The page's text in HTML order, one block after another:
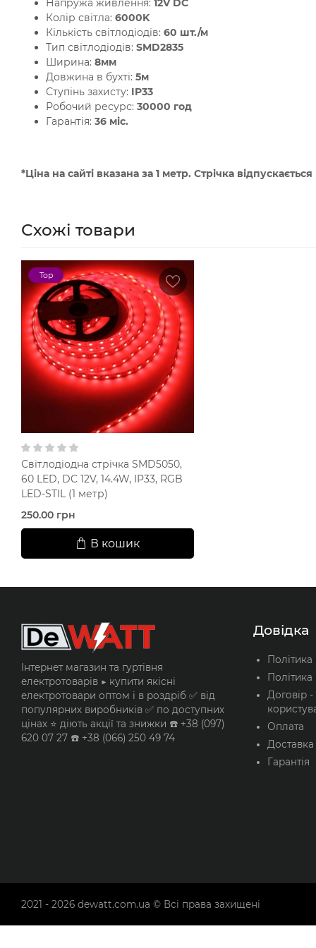
Напружа живлення: 12V DC
Колір світла: 6000K
Кількість світлодіодів: 60 шт./м
Тип світлодіодів: SMD2835
Ширина: 8мм
Довжина в бухті: 5м
Ступінь захисту: IP33
Робочий ресурс: 30000 год
Гарантія: 36 міс.
*Ціна на сайті вказана за 1 метр. Стрічка
Схожі товари
Top
Світлодіодна стрічка SMD5050,
60 LED, DC 12V, 14.4W, IP33, RGB
LED-STIL (1 метр)
250.00 грн
В кошик
Інтернет магазин та гуртівня
електротоварів ▶️ купити якісні
електротовари оптом і в роздріб ✅ від
популярних виробників ✅ по доступних
цінах ⭐ діють акції та знижки ☎️ +38 (097)
620 07 27 ☎️ +38 (066) 250 49 74
Довідка
Політика
Договір
Оплата
Доставка
Гарантія
2021 - 2026 dewatt.com.ua © Всі права захищені